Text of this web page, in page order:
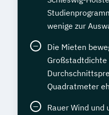
wenige zur
Die Mieten
Quadratmeter
Rauer Wind